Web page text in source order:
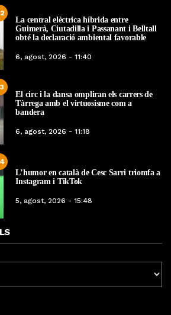
La central elèctrica híbrida entre
Guimerà, Ciutadilla i Passanant i Belltall
obté la declaració ambiental favorable
6, agost, 2026 - 11:40
El circ i la dansa ompliran els carrers de
Tàrrega amb el virtuosisme com a
bandera
6, agost, 2026 - 11:18
L’humor en català de Cesc Sarri triomfa a
Instagram i TikTok
5, agost, 2026 - 15:48